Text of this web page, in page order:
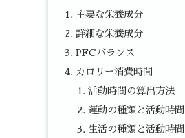
主要な栄養成分
詳細な栄養成分
PFCバランス
カロリー消費時間
活動時間の算出方法
運動の種類と活動時間
生活の種類と活動時間